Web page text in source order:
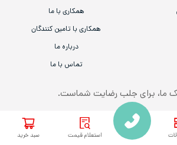
استعلام قیمت سبد خرید
همکاری با ما
همکاری با تامین کنندگان
درباره ما
تماس با ما
ما، برای جلب رضایت شماست.
این وب‌سایت به «شرکت گام استیل صنعت قشم» تعلق
دارد.